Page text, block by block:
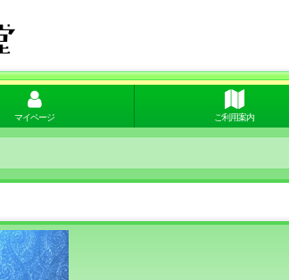
マイページ ご利用案内